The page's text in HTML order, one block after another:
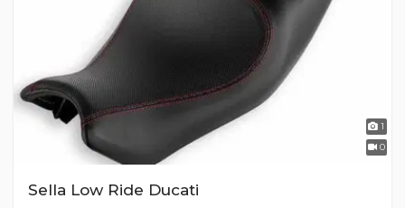
1
0
Sella Low Ride Ducati